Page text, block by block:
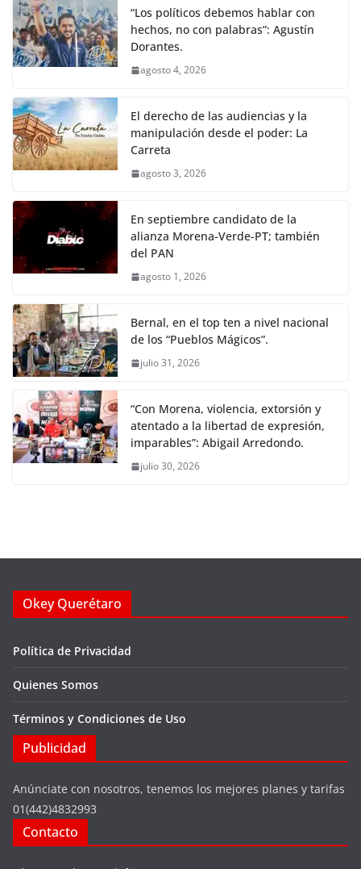
“Los políticos debemos hablar con
hechos, no con palabras”: Agustín
Dorantes.
agosto 4, 2026
El derecho de las audiencias y la
manipulación desde el poder: La
Carreta
agosto 3, 2026
En septiembre candidato de la
alianza Morena-Verde-PT; también
del PAN
agosto 1, 2026
Bernal, en el top ten a nivel nacional
de los “Pueblos Mágicos”.
julio 31, 2026
“Con Morena, violencia, extorsión y
atentado a la libertad de expresión,
imparables”: Abigail Arredondo.
julio 30, 2026
Okey Querétaro
Política de Privacidad
Quienes Somos
Términos y Condiciones de Uso
Publicidad
Anúnciate con nosotros, tenemos los mejores planes y tarifas
01(442)4832993
Contacto